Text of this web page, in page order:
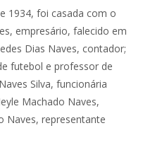
1934, foi casada com o
empresário, falecido em
Dias Naves, contador;
futebol e professor de
Silva, funcionária
Machado Naves,
Naves, representante